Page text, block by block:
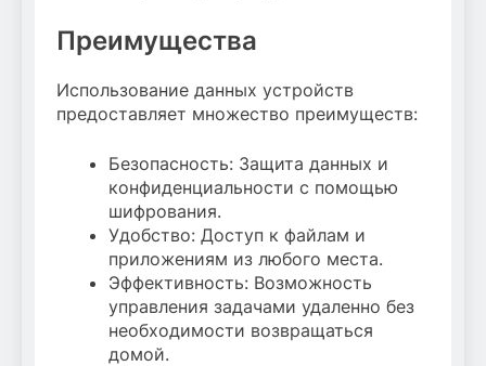
Преимущества
Использование данных устройств
предоставляет множество преимуществ:
Безопасность: Защита данных и
конфиденциальности с помощью
шифрования.
Удобство: Доступ к файлам и
приложениям из любого места.
Эффективность: Возможность
управления задачами удаленно без
необходимости возвращаться
домой.